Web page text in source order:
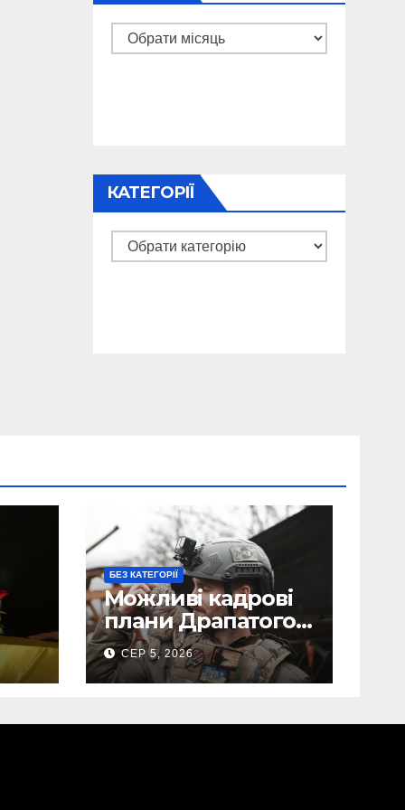
Архіви
КАТЕГОРІЇ
Категорії
БЕЗ КАТЕГОРІЇ
Можливі кадрові
плани Драпатого:
Маркусу
пророкують
важливу посаду у
СЕР 5, 2026